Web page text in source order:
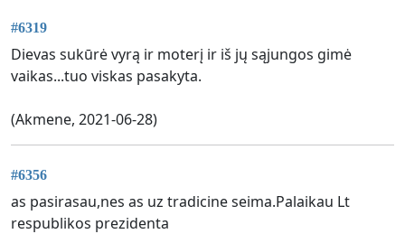
#6319
Dievas sukūrė vyrą ir moterį ir iš jų sąjungos gimė
vaikas...tuo viskas pasakyta.
(Akmene, 2021-06-28)
#6356
as pasirasau,nes as uz tradicine seima.Palaikau Lt
respublikos prezidenta